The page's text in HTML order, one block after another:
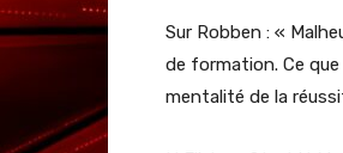
Sur Robben : «
de formation. Ce que
mentalité de la